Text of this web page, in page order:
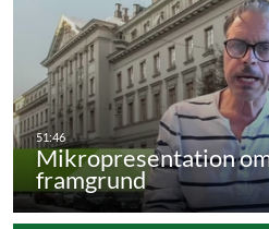
Mikropresentation
framgrund